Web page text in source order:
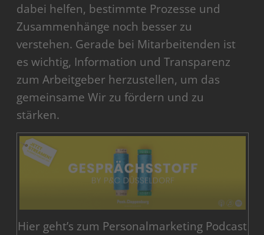
dabei helfen, bestimmte Prozesse und
Zusammenhänge noch besser zu
verstehen. Gerade bei Mitarbeitenden ist
es wichtig, Information und Transparenz
zum Arbeitgeber herzustellen, um das
gemeinsame Wir zu fördern und zu
stärken.
Hier geht’s zum Personalmarketing Podcast